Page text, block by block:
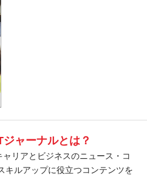
ジャーナルとは？
リアとビジネスのニュース・コ
キルアップに役立つコンテンツを